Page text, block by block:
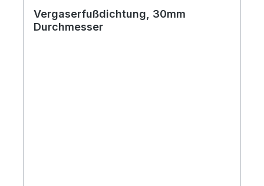
Vergaserfußdichtung, 30mm
Durchmesser